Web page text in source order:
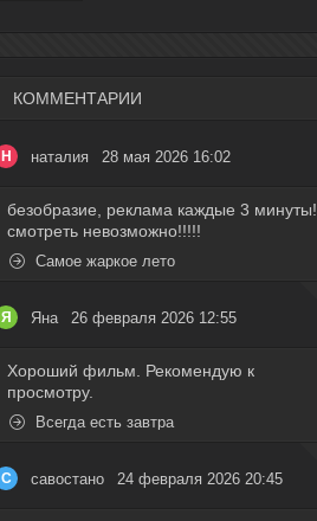
КОММЕНТАРИИ
Н наталия 28 мая 2026 16:02
безобразие, реклама каждые 3 минуты!
смотреть невозможно!!!!!
Самое жаркое лето
Я Яна 26 февраля 2026 12:55
Хороший фильм. Рекомендую к
просмотру.
Всегда есть завтра
С савостано 24 февраля 2026 20:45